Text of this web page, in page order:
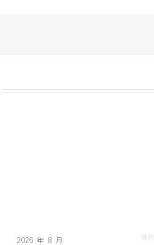
2026 年 8 月 常